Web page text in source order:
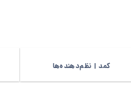
کمد | نظم‌دهنده‌ها